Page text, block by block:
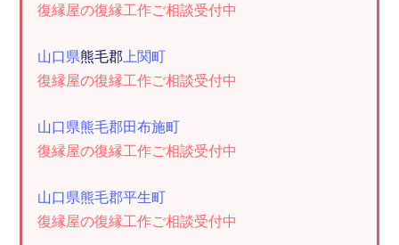
復縁屋の復縁工作ご相談受付中
山口県熊毛郡 上関町
復縁屋の復縁工作ご相談受付中
山口県熊毛郡田布施町
復縁屋の復縁工作ご相談受付中
山口県熊毛郡平生町
復縁屋の復縁工作ご相談受付中